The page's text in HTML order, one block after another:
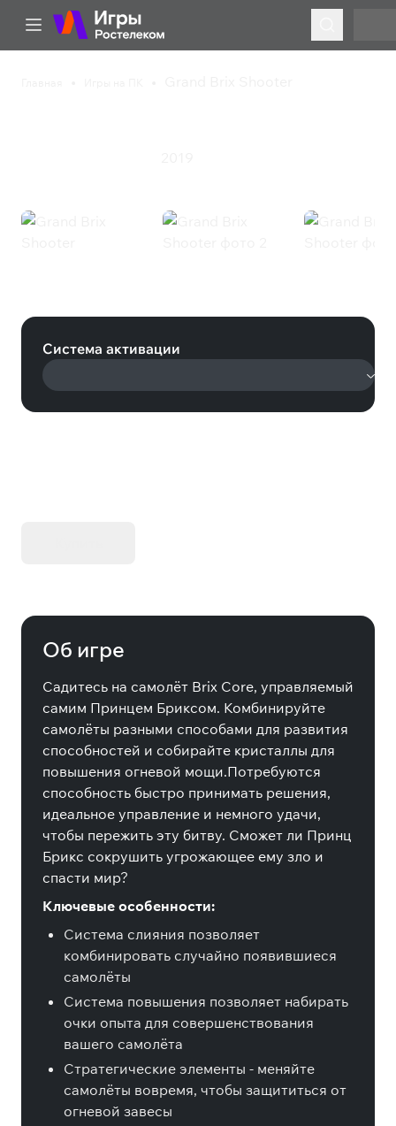
Система активации
Об игре
Садитесь на самолёт Brix Core, управляемый
самим Принцем Бриксом. Комбинируйте
самолёты разными способами для развития
способностей и собирайте кристаллы для
повышения огневой мощи.Потребуются
способность быстро принимать решения,
идеальное управление и немного удачи,
чтобы пережить эту битву. Сможет ли Принц
Брикс сокрушить угрожающее ему зло и
спасти мир?
Ключевые особенности:
Система слияния позволяет
комбинировать случайно появившиеся
самолёты
Система повышения позволяет набирать
очки опыта для совершенствования
вашего самолёта
Стратегические элементы - меняйте
самолёты вовремя, чтобы защититься от
огневой завесы